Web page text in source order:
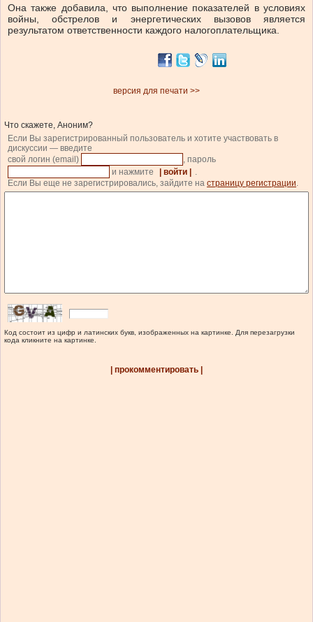
Она также добавила, что выполнение показателей в условиях
войны, обстрелов и энергетических вызовов является
результатом ответственности каждого налогоплательщика.
версия для печати >>
Что скажете, Аноним?
Если Вы зарегистрированный пользователь и хотите участвовать в
дискуссии — введите
свой логин (email)
, пароль
и нажмите
| войти |
.
Если Вы еще не зарегистрировались, зайдите на страницу регистрации.
Код состоит из цифр и латинских букв, изображенных на картинке. Для перезагрузки
кода кликните на картинке.
| прокомментировать |